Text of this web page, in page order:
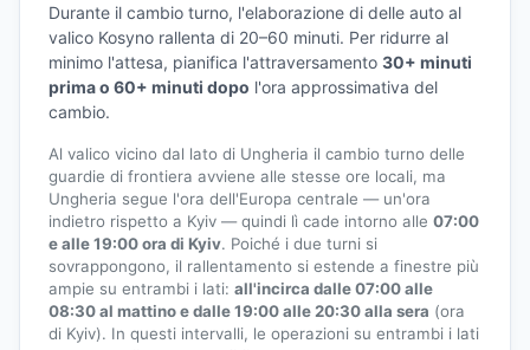
Durante il cambio turno, l'elaborazione di delle auto al
valico Kosyno rallenta di 20–60 minuti. Per ridurre al
minimo l'attesa, pianifica l'attraversamento 30+ minuti
prima o 60+ minuti dopo l'ora approssimativa del
cambio.
Al valico vicino dal lato di Ungheria il cambio turno delle
guardie di frontiera avviene alle stesse ore locali, ma
Ungheria segue l'ora dell'Europa centrale — un'ora
indietro rispetto a Kyiv — quindi lì cade intorno alle 07:00
e alle 19:00 ora di Kyiv. Poiché i due turni si
sovrappongono, il rallentamento si estende a finestre più
ampie su entrambi i lati: all'incirca dalle 07:00 alle
08:30 al mattino e dalle 19:00 alle 20:30 alla sera (ora
di Kyiv). In questi intervalli, le operazioni su entrambi i lati